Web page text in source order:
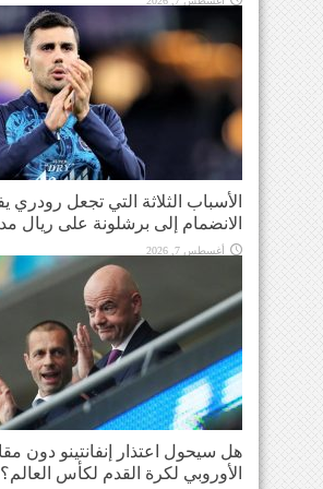
الأسباب الثلاثة التي تجعل رودري
الانضمام إلى برشلونة على ريال
أغسطس 7, 2026
هل سيحول اعتذار إنفانتينو دون
الأوروبي لكرة القدم لكأس العالم؟